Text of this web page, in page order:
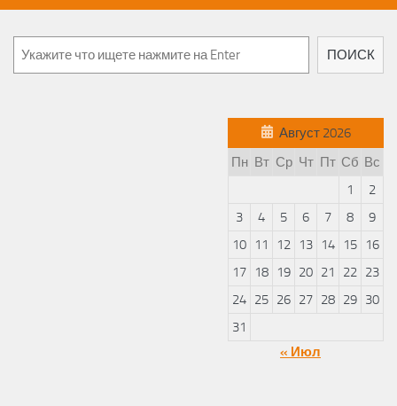
Поиск
ПОИСК
Август 2026
Пн Вт Ср Чт Пт Сб Вс
1
2
3
4 5 6 7 8
9
10
11 12 13 14 15
16
17
18 19 20 21 22 23
24 25 26 27 28 29 30
31
« Июл